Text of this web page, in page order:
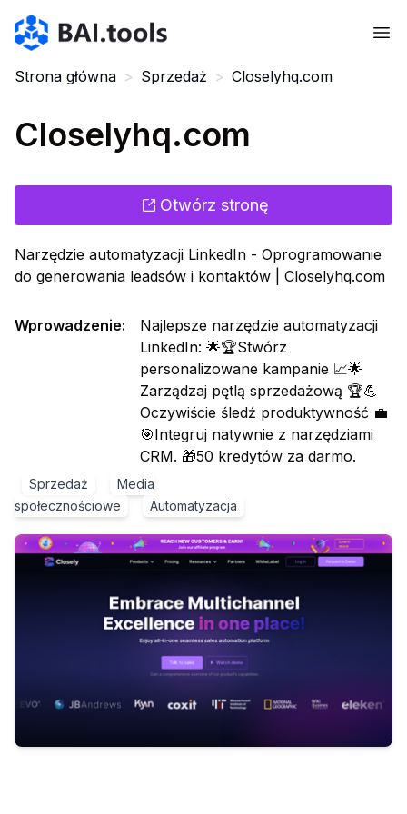
Bai.tools
Strona główna > Sprzedaż > Closelyhq.com
Closelyhq.com
Otwórz stronę
Narzędzie automatyzacji LinkedIn - Oprogramowanie
do generowania leadsów i kontaktów | Closelyhq.com
Wprowadzenie:
Najlepsze narzędzie automatyzacji
LinkedIn: 🌟🏆Stwórz
personalizowane kampanie 📈🌟
Zarządzaj pętlą sprzedażową 🏆💪
Oczywiście śledź produktywność 💼
🎯Integruj natywnie z narzędziami
CRM. 🎁50 kredytów za darmo.
Sprzedaż
Media
społecznościowe
Automatyzacja